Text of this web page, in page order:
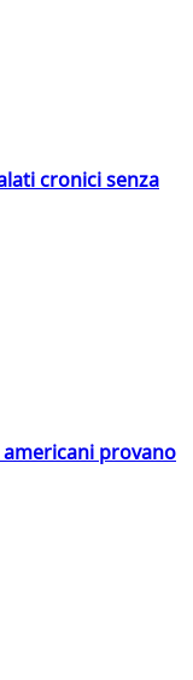
cronici senza
provano